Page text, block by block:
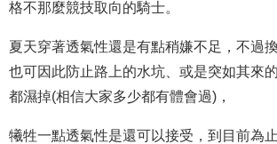
格不那麼競技取向的騎士。
夏天穿著透氣性還是有點稍嫌不足，不過
也可因此防止路上的水坑、或是突如其來
都濕掉(相信大家多少都有體會過)，
犧牲一點透氣性是還可以接受，到目前為